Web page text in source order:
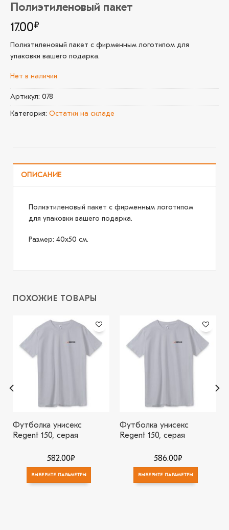
Полиэтиленовый пакет
17.00₽
Полиэтиленовый пакет с фирменным логотипом для
упаковки вашего подарка.
Нет в наличии
Артикул: 078
Категория: Остатки на складе
ОПИСАНИЕ
Полиэтиленовый пакет с фирменным логотипом
для упаковки вашего подарка.
Размер: 40х50 см.
ПОХОЖИЕ ТОВАРЫ
избранное
Футболка унисекс
Regent 150, серая
582.00₽
ВЫБЕРИТЕ ПАРАМЕТРЫ
избранное
Футболка унисекс
Regent 150, серая
586.00₽
ВЫБЕРИТЕ ПАРАМЕТРЫ